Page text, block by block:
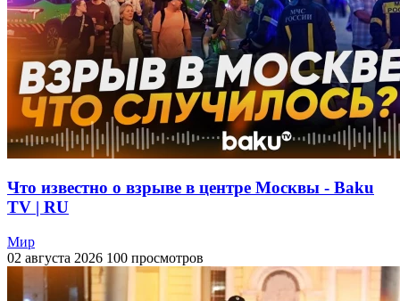
Что известно о взрыве в центре Москвы - Baku
TV | RU
Мир
02 августа 2026 100 просмотров